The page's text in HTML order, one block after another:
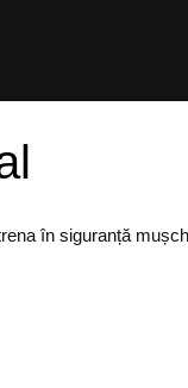
în siguranță